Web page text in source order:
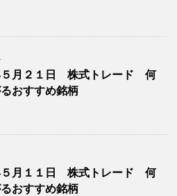
５月２１日 株式トレード 何
おすすめ銘柄
５月１１日 株式トレード 何
おすすめ銘柄